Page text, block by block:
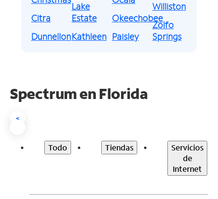
Citra
Dunnellon
Lake
Estate
Kathleen
Okeechobee
Paisley
Williston
Zolfo
Springs
Spectrum en Florida
<
Todo Tiendas
Servicios
de
Internet